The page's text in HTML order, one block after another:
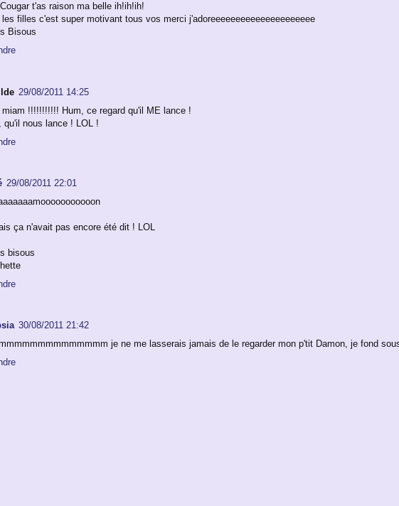
t'as raison ma belle ih!ih!ih!
les filles c'est super motivant tous vos merci j'adoreeeeeeeeeeeeeeeeeeeee
Bisous
29/08/2011 14:25
miam !!!!!!!!!!! Hum, ce regard qu'il ME lance !
qu'il nous lance ! LOL !
29/08/2011 22:01
ça n'avait pas encore été dit ! LOL
bisous
30/08/2011 21:42
je ne me lasserais jamais de le regarder mon p'tit Damon, je fond